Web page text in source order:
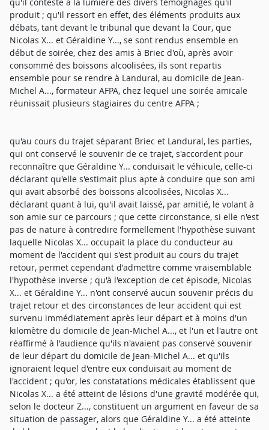
produit ; qu'il ressort en effet, des éléments produits aux
débats, tant devant le tribunal que devant la Cour, que
Nicolas X... et Géraldine Y..., se sont rendus ensemble en
début de soirée, chez des amis à Briec d'où, après avoir
consommé des boissons alcoolisées, ils sont repartis
ensemble pour se rendre à Landural, au domicile de Jean-
Michel A..., formateur AFPA, chez lequel une soirée amicale
réunissait plusieurs stagiaires du centre AFPA ;
qu'au cours du trajet séparant Briec et Landural, les parties,
qui ont conservé le souvenir de ce trajet, s'accordent pour
reconnaître que Géraldine Y... conduisait le véhicule, celle-ci
déclarant qu'elle s'estimait plus apte à conduire que son ami
qui avait absorbé des boissons alcoolisées, Nicolas X...
déclarant quant à lui, qu'il avait laissé, par amitié, le volant à
son amie sur ce parcours ; que cette circonstance, si elle n'est
pas de nature à contredire formellement l'hypothèse suivant
laquelle Nicolas X... occupait la place du conducteur au
moment de l'accident qui s'est produit au cours du trajet
retour, permet cependant d'admettre comme vraisemblable
l'hypothèse inverse ; qu'à l'exception de cet épisode, Nicolas
X... et Géraldine Y... n'ont conservé aucun souvenir précis du
trajet retour et des circonstances de leur accident qui est
survenu immédiatement après leur départ et à moins d'un
kilomètre du domicile de Jean-Michel A..., et l'un et l'autre ont
réaffirmé à l'audience qu'ils n'avaient pas conservé souvenir
de leur départ du domicile de Jean-Michel A... et qu'ils
ignoraient lequel d'entre eux conduisait au moment de
l'accident ; qu'or, les constatations médicales établissent que
Nicolas X... a été atteint de lésions d'une gravité modérée qui,
selon le docteur Z..., constituent un argument en faveur de sa
situation de passager, alors que Géraldine Y... a été atteinte